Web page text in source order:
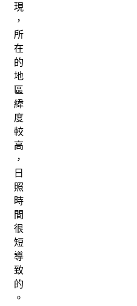
現
，
所
在
的
地
區
緯
度
較
高
，
日
照
時
間
很
短
導
致
的
。